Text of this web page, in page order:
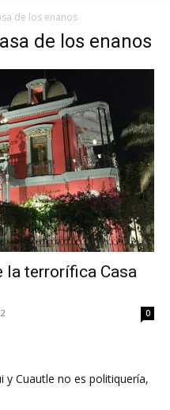
de los enanos
de los enanos
la terrorífica Casa
0